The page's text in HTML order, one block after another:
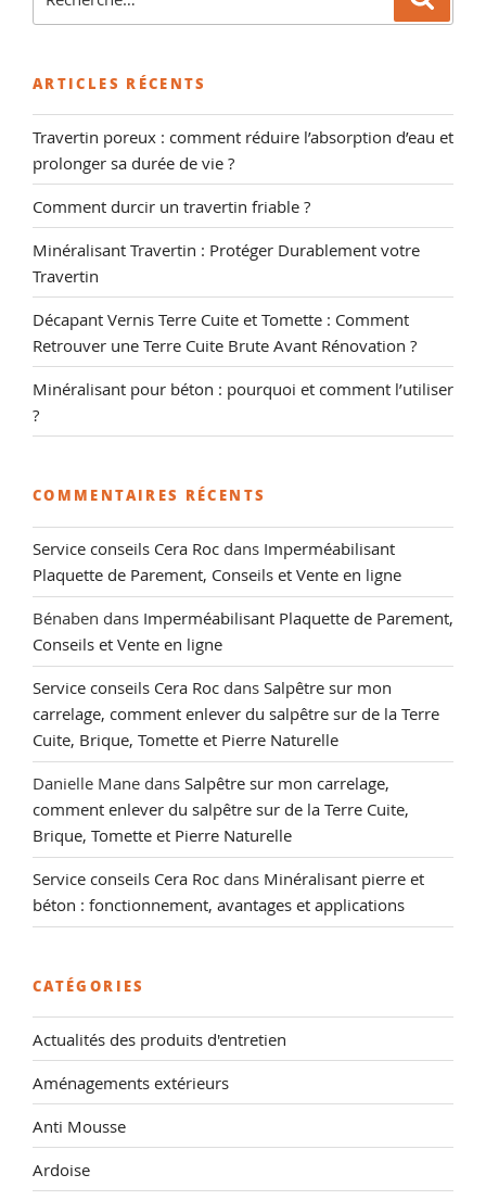
pour
ARTICLES RÉCENTS
Travertin poreux : comment réduire l’absorption d’eau et
prolonger sa durée de vie ?
Comment durcir un travertin friable ?
Minéralisant Travertin : Protéger Durablement votre
Travertin
Décapant Vernis Terre Cuite et Tomette : Comment
Retrouver une Terre Cuite Brute Avant Rénovation ?
Minéralisant pour béton : pourquoi et comment l’utiliser
?
COMMENTAIRES RÉCENTS
Service conseils Cera Roc dans Imperméabilisant
Plaquette de Parement, Conseils et Vente en ligne
Bénaben dans Imperméabilisant Plaquette de Parement,
Conseils et Vente en ligne
Service conseils Cera Roc dans Salpêtre sur mon
carrelage, comment enlever du salpêtre sur de la Terre
Cuite, Brique, Tomette et Pierre Naturelle
Danielle Mane dans Salpêtre sur mon carrelage,
comment enlever du salpêtre sur de la Terre Cuite,
Brique, Tomette et Pierre Naturelle
Service conseils Cera Roc dans Minéralisant pierre et
béton : fonctionnement, avantages et applications
CATÉGORIES
Actualités des produits d'entretien
Aménagements extérieurs
Anti Mousse
Ardoise